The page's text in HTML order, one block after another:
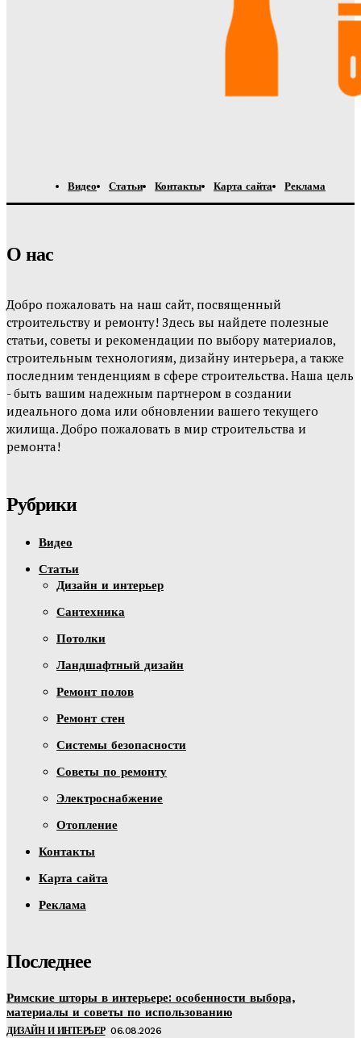
Видео Статьи Контакты Карта сайта Реклама
О нас
Добро пожаловать на наш сайт, посвященный
строительству и ремонту! Здесь вы найдете полезные
статьи, советы и рекомендации по выбору материалов,
строительным технологиям, дизайну интерьера, а также
последним тенденциям в сфере строительства. Наша цель
- быть вашим надежным партнером в создании
идеального дома или обновлении вашего текущего
жилища. Добро пожаловать в мир строительства и
ремонта!
Рубрики
Видео
Статьи
Дизайн и интерьер
Сантехника
Потолки
Ландшафтный дизайн
Ремонт полов
Ремонт стен
Системы безопасности
Советы по ремонту
Электроснабжение
Отопление
Контакты
Карта сайта
Реклама
Последнее
Римские шторы в интерьере: особенности выбора,
материалы и советы по использованию
ДИЗАЙН И ИНТЕРЬЕР 06.08.2026